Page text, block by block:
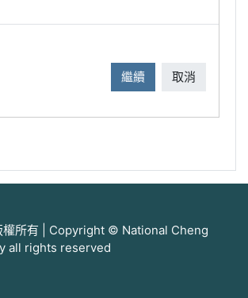
繼續 取消
權所有 | Copyright © National Cheng
all rights reserved